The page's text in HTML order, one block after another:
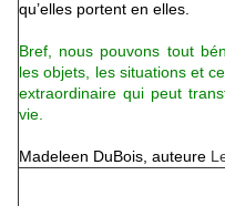
qu’elles portent en elles.
Bref, nous pouvons tout
les objets, les situations et
extraordinaire qui peut
vie.
Madeleen DuBois, auteure